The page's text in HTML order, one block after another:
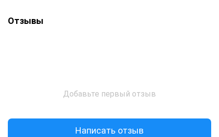
Отзывы
Добавьте первый отзыв
Написать отзыв